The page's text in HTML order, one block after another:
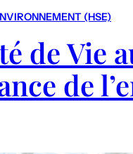
(HSE)
de Vie
de